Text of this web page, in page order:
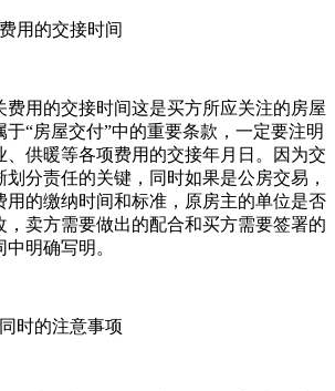
用的交接时间
费用的交接时间这是买方所应关注的房屋
“房屋交付”中的重要条款，一定要注明
、供暖等各项费用的交接年月日。因为交
分责任的关键，同时如果是公房交易，
用的缴纳时间和标准，原房主的单位是否
，卖方需要做出的配合和买方需要签署的
明确写明。
时的注意事项